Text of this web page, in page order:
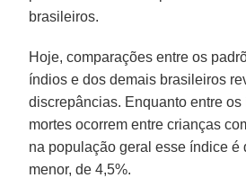
brasileiros.
Hoje, comparações entre os
índios e dos demais brasileiros
discrepâncias. Enquanto entre
mortes ocorrem entre crianças
na população geral esse índice é
menor, de 4,5%.